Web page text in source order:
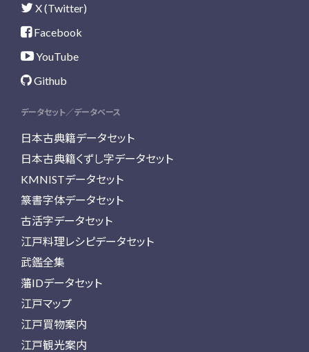
X (Twitter)
Facebook
YouTube
Github
データセット／データベース
日本古典籍データセット
日本古典籍くずし字データセット
KMNISTデータセット
篆書字体データセット
古活字データセット
江戸料理レシピデータセット
武鑑全集
藩IDデータセット
江戸マップ
江戸買物案内
江戸観光案内